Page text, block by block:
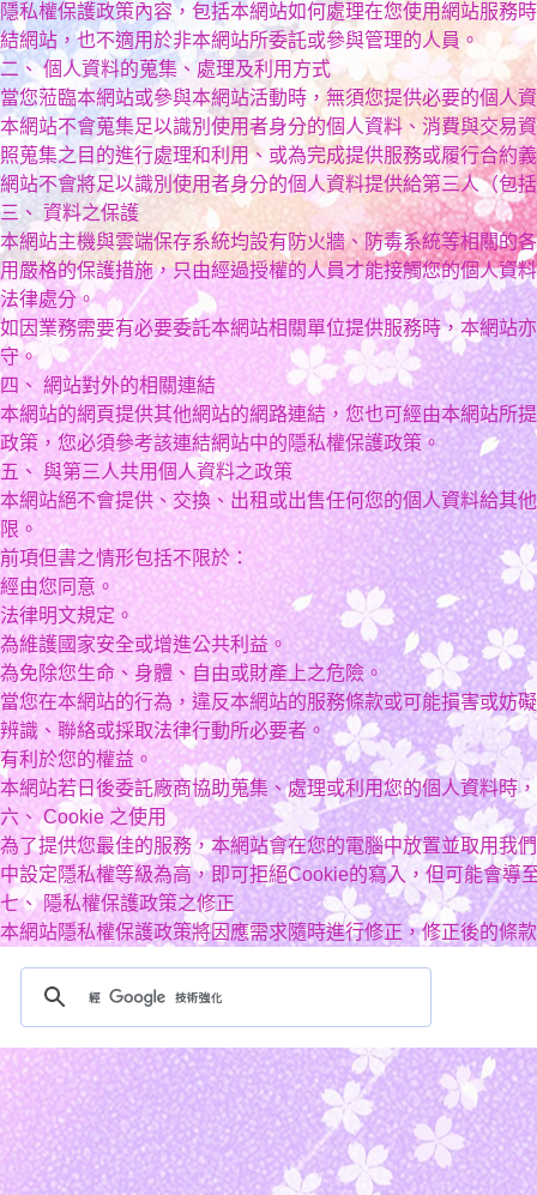
隱私權保護政策內容，包括本網站如何處理在您使用網站服務
結網站，也不適用於非本網站所委託或參與管理的人員。
二、 個人資料的蒐集、處理及利用方式
當您蒞臨本網站或參與本網站活動時，無須您提供必要的個人
本網站不會蒐集足以識別使用者身分的個人資料、消費與交易
照蒐集之目的進行處理和利用、或為完成提供服務或履行合約
網站不會將足以識別使用者身分的個人資料提供給第三人（包
三、 資料之保護
本網站主機與雲端保存系統均設有防火牆、防毒系統等相關的
用嚴格的保護措施，只由經過授權的人員才能接觸您的個人資
法律處分。
如因業務需要有必要委託本網站相關單位提供服務時，本網站
守。
四、 網站對外的相關連結
本網站的網頁提供其他網站的網路連結，您也可經由本網站所
政策，您必須參考該連結網站中的隱私權保護政策。
五、 與第三人共用個人資料之政策
本網站絕不會提供、交換、出租或出售任何您的個人資料給其
限。
前項但書之情形包括不限於：
經由您同意。
法律明文規定。
為維護國家安全或增進公共利益。
為免除您生命、身體、自由或財產上之危險。
當您在本網站的行為，違反本網站的服務條款或可能損害或妨
辨識、聯絡或採取法律行動所必要者。
有利於您的權益。
本網站若日後委託廠商協助蒐集、處理或利用您的個人資料時
六、 Cookie 之使用
為了提供您最佳的服務，本網站會在您的電腦中放置並取用我
中設定隱私權等級為高，即可拒絕Cookie的寫入，但可能會導
七、 隱私權保護政策之修正
本網站隱私權保護政策將因應需求隨時進行修正，修正後的條